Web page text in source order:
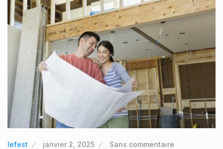
lefest janvier 2, 2025 Sans commentaire